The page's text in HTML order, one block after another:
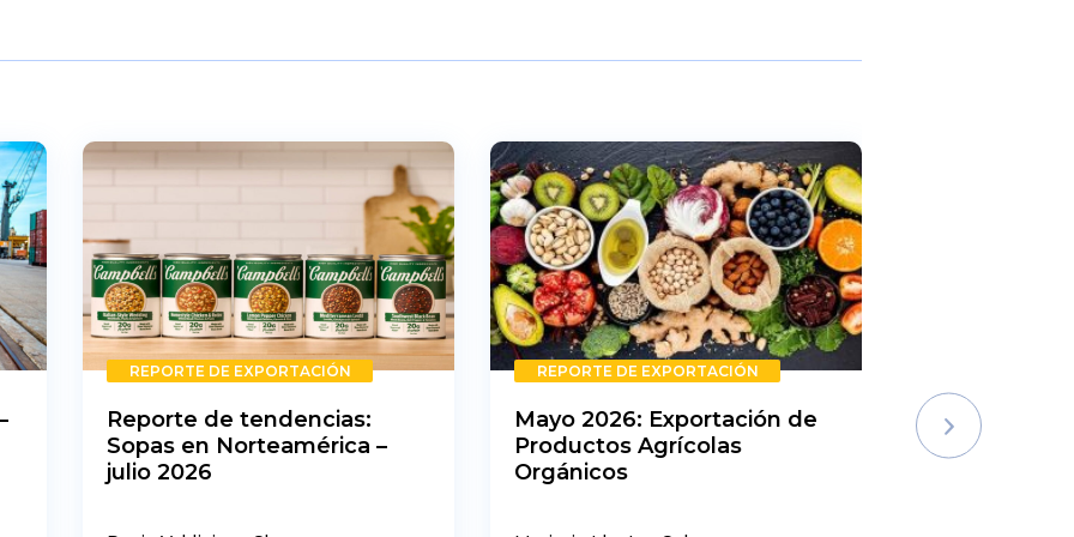
REPORTE DE EXPORTACIÓN
Reporte de tendencias:
Sopas en Norteamérica –
julio 2026
REPORTE DE EXPORTACIÓN
Mayo 2026: Exportación de
Productos Agrícolas
Orgánicos
Rechazos
Semestre